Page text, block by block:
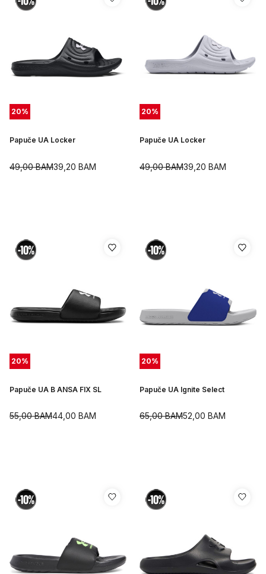
20%
Papuče UA Locker
39,20 BAM
49,00BAM
20%
Papuče UA Locker
39,20 BAM
49,00BAM
20%
Papuče UA B ANSA FIX SL
44,00 BAM
55,00BAM
20%
Papuče UA Ignite Select
52,00 BAM
65,00BAM